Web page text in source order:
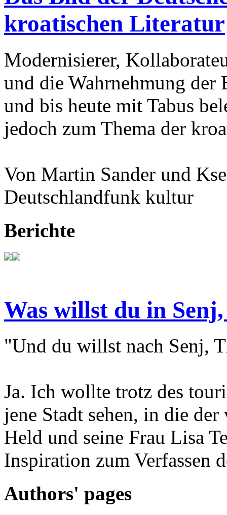
kroatischen Literatur
Modernisierer,
und die Wahrnehmung
und bis heute mit Tabus
jedoch zum Thema der
Von Martin Sander und
Deutschlandfunk kultur
Berichte
Was willst du in
"Und du willst nach Senj,
Ja. Ich wollte trotz des
jene Stadt sehen, in die
Held und seine Frau Lisa
Inspiration zum Verfassen
Authors' pages